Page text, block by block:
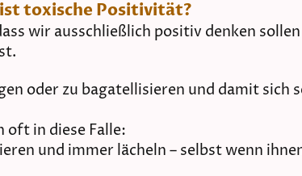
toxische Positivität?
wir ausschließlich positiv denken
oder zu bagatellisieren und damit sich
oft in diese Falle:
und immer lächeln – selbst wenn